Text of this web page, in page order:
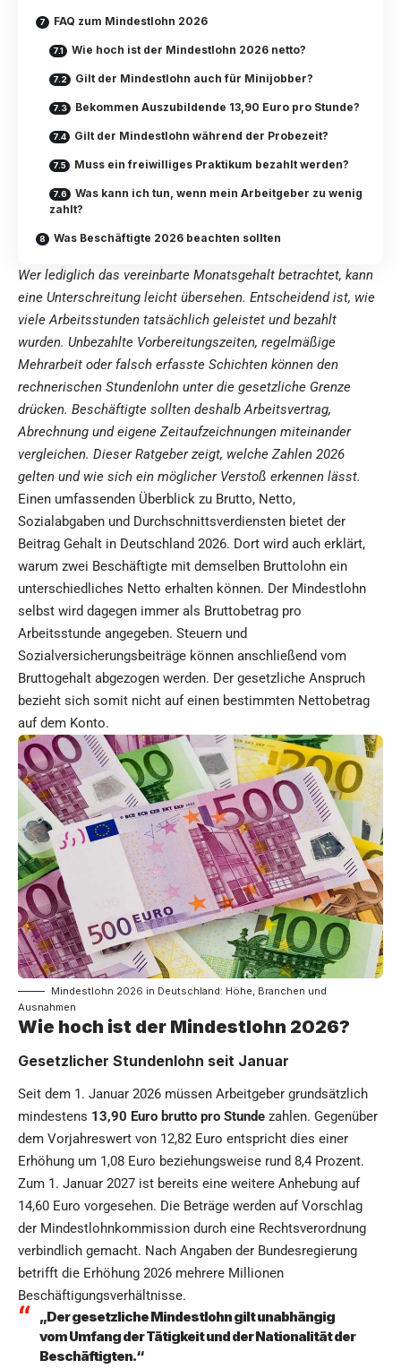
FAQ zum Mindestlohn 2026
Wie hoch ist der Mindestlohn 2026 netto?
Gilt der Mindestlohn auch für Minijobber?
Bekommen Auszubildende 13,90 Euro pro Stunde?
Gilt der Mindestlohn während der Probezeit?
Muss ein freiwilliges Praktikum bezahlt werden?
Was kann ich tun, wenn mein Arbeitgeber zu wenig
zahlt?
Was Beschäftigte 2026 beachten sollten
Wer lediglich das vereinbarte Monatsgehalt betrachtet, kann
eine Unterschreitung leicht übersehen. Entscheidend ist, wie
viele Arbeitsstunden tatsächlich geleistet und bezahlt
wurden. Unbezahlte Vorbereitungszeiten, regelmäßige
Mehrarbeit oder falsch erfasste Schichten können den
rechnerischen Stundenlohn unter die gesetzliche Grenze
drücken. Beschäftigte sollten deshalb Arbeitsvertrag,
Abrechnung und eigene Zeitaufzeichnungen miteinander
vergleichen. Dieser Ratgeber zeigt, welche Zahlen 2026
gelten und wie sich ein möglicher Verstoß erkennen lässt.
Einen umfassenden Überblick zu Brutto, Netto,
Sozialabgaben und Durchschnittsverdiensten bietet der
Beitrag Gehalt in Deutschland 2026. Dort wird auch erklärt,
warum zwei Beschäftigte mit demselben Bruttolohn ein
unterschiedliches Netto erhalten können. Der Mindestlohn
selbst wird dagegen immer als Bruttobetrag pro
Arbeitsstunde angegeben. Steuern und
Sozialversicherungsbeiträge können anschließend vom
Bruttogehalt abgezogen werden. Der gesetzliche Anspruch
bezieht sich somit nicht auf einen bestimmten Nettobetrag
auf dem Konto.
Mindestlohn 2026 in Deutschland: Höhe, Branchen und
Ausnahmen
Wie hoch ist der Mindestlohn 2026?
Gesetzlicher Stundenlohn seit Januar
Seit dem 1. Januar 2026 müssen Arbeitgeber grundsätzlich
mindestens 13,90 Euro brutto pro Stunde zahlen. Gegenüber
dem Vorjahreswert von 12,82 Euro entspricht dies einer
Erhöhung um 1,08 Euro beziehungsweise rund 8,4 Prozent.
Zum 1. Januar 2027 ist bereits eine weitere Anhebung auf
14,60 Euro vorgesehen. Die Beträge werden auf Vorschlag
der Mindestlohnkommission durch eine Rechtsverordnung
verbindlich gemacht. Nach Angaben der Bundesregierung
betrifft die Erhöhung 2026 mehrere Millionen
Beschäftigungsverhältnisse.
„Der gesetzliche Mindestlohn gilt unabhängig
vom Umfang der Tätigkeit und der Nationalität der
Beschäftigten.“